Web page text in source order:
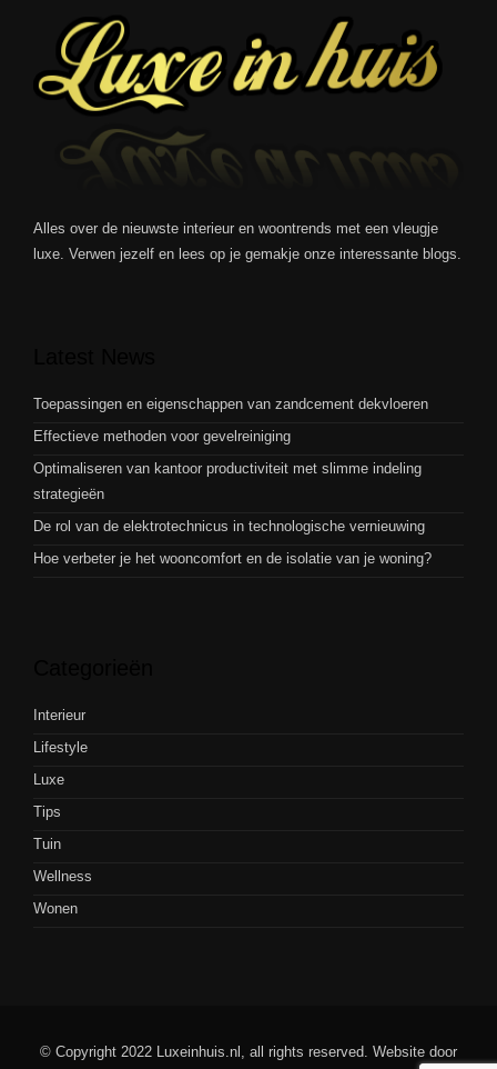
Alles over de nieuwste interieur en woontrends met een vleugje
luxe. Verwen jezelf en lees op je gemakje onze interessante blogs.
Toepassingen en eigenschappen van zandcement dekvloeren
Effectieve methoden voor gevelreiniging
Optimaliseren van kantoor productiviteit met slimme indeling
strategieën
De rol van de elektrotechnicus in technologische vernieuwing
Hoe verbeter je het wooncomfort en de isolatie van je woning?
Interieur
Lifestyle
Luxe
Tips
Tuin
Wellness
Wonen
© Copyright 2022 Luxeinhuis.nl, all rights reserved. Website door